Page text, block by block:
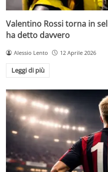
Valentino Rossi torna in
ha detto davvero
Alessio Lento 12 Aprile 2026
Leggi di più